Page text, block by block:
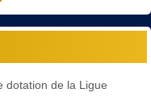
dotation de la Ligue